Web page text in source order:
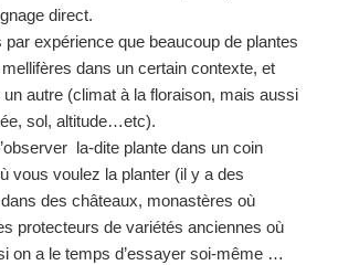
direct.
par expérience que beaucoup de plantes
dans un certain contexte, et
autre (climat à la floraison, mais aussi
sol, altitude…etc).
la-dite plante dans un coin
vous voulez la planter (il y a des
des châteaux, monastères où
protecteurs de variétés anciennes où
on a le temps d’essayer soi-même …